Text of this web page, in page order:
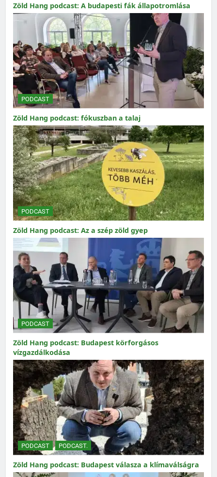
Zöld Hang podcast: A budapesti fák állapotromlása
PODCAST
Zöld Hang podcast: fókuszban a talaj
PODCAST
Zöld Hang podcast: Az a szép zöld gyep
PODCAST
Zöld Hang podcast: Budapest körforgásos
vízgazdálkodása
PODCAST PODCAST.
Zöld Hang podcast: Budapest válasza a klímaválságra